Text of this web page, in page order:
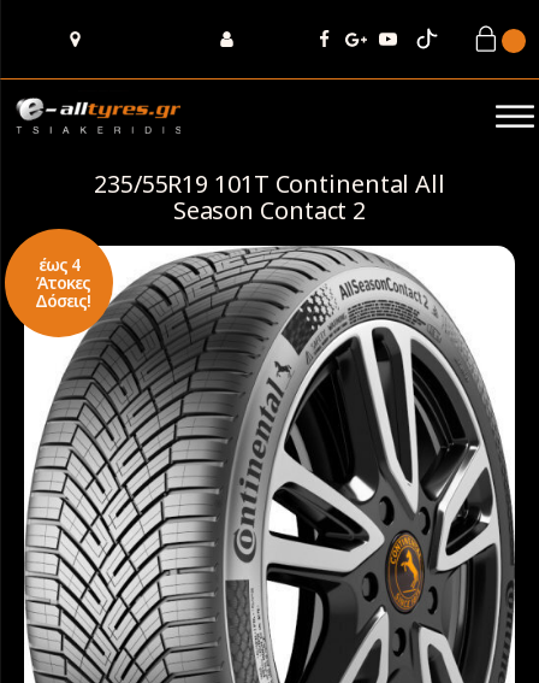
235/55R19 101T Continental All
Season Contact 2
έως 4
Άτοκες
Δόσεις!